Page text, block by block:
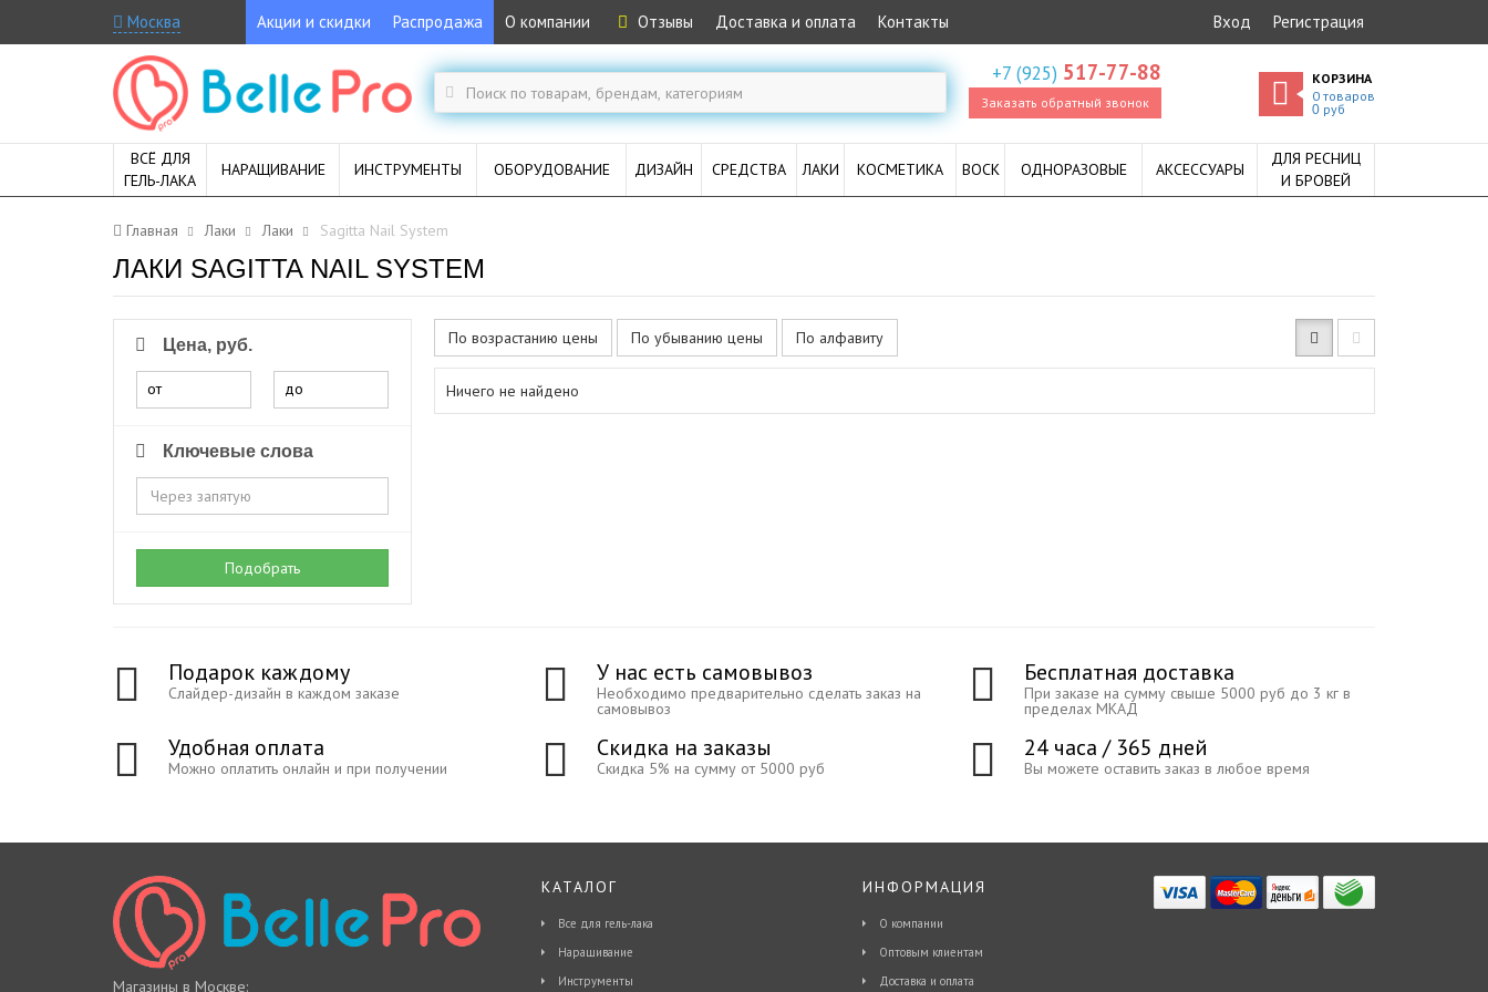
Москва Акции и скидки Распродажа О компании Отзывы Доставка и оплата Контакты Вход Регистрация
+7 (925) 517-77-88
Заказать обратный звонок
КОРЗИНА
0 товаров
0руб
ВСЁ ДЛЯ
ГЕЛЬ-ЛАКА
НАРАЩИВАНИЕ ИНСТРУМЕНТЫ ОБОРУДОВАНИЕ ДИЗАЙН СРЕДСТВА ЛАКИ КОСМЕТИКА ВОСК ОДНОРАЗОВЫЕ АКСЕССУАРЫ
ДЛЯ РЕСНИЦ
И БРОВЕЙ
Главная Лаки Лаки Sagitta Nail System
ЛАКИ SAGITTA NAIL SYSTEM
Цена, руб.
от до
Ключевые слова
Подобрать
По возрастанию цены По убыванию цены По алфавиту
Ничего не найдено
Подарок каждому
Слайдер-дизайн в каждом заказе
У нас есть самовывоз
Необходимо предварительно сделать заказ на
самовывоз
Бесплатная доставка
При заказе на сумму свыше 5000 руб до 3 кг в
пределах МКАД
Удобная оплата
Можно оплатить онлайн и при получении
Скидка на заказы
Скидка 5% на сумму от 5000 руб
24 часа / 365 дней
Вы можете оставить заказ в любое время
Магазины в Москве:
КАТАЛОГ
Все для гель-лака
Наращивание
Инструменты
ИНФОРМАЦИЯ
О компании
Оптовым клиентам
Доставка и оплата